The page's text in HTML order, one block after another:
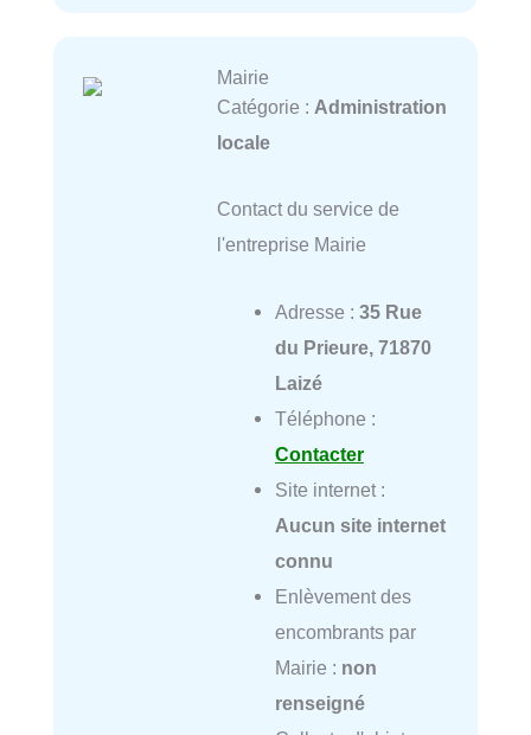
Mairie
Catégorie : Administration
locale
Contact du service de
l'entreprise Mairie
Adresse : 35 Rue
du Prieure, 71870
Laizé
Téléphone :
Contacter
Site internet :
Aucun site internet
connu
Enlèvement des
encombrants par
Mairie : non
renseigné